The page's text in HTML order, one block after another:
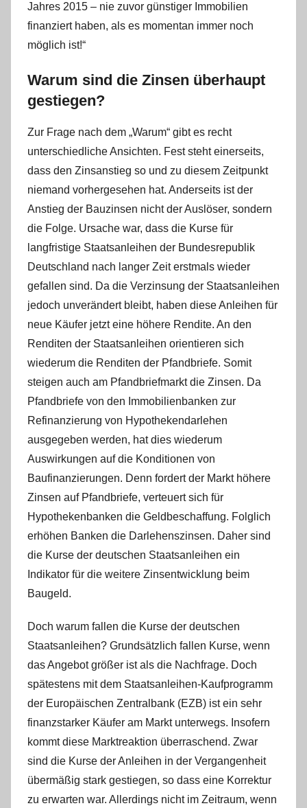
Jahres 2015 – nie zuvor günstiger Immobilien
finanziert haben, als es momentan immer noch
möglich ist!“
Warum sind die Zinsen überhaupt
gestiegen?
Zur Frage nach dem „Warum“ gibt es recht
unterschiedliche Ansichten. Fest steht einerseits,
dass den Zinsanstieg so und zu diesem Zeitpunkt
niemand vorhergesehen hat. Anderseits ist der
Anstieg der Bauzinsen nicht der Auslöser, sondern
die Folge. Ursache war, dass die Kurse für
langfristige Staatsanleihen der Bundesrepublik
Deutschland nach langer Zeit erstmals wieder
gefallen sind. Da die Verzinsung der Staatsanleihen
jedoch unverändert bleibt, haben diese Anleihen für
neue Käufer jetzt eine höhere Rendite. An den
Renditen der Staatsanleihen orientieren sich
wiederum die Renditen der Pfandbriefe. Somit
steigen auch am Pfandbriefmarkt die Zinsen. Da
Pfandbriefe von den Immobilienbanken zur
Refinanzierung von Hypothekendarlehen
ausgegeben werden, hat dies wiederum
Auswirkungen auf die Konditionen von
Baufinanzierungen. Denn fordert der Markt höhere
Zinsen auf Pfandbriefe, verteuert sich für
Hypothekenbanken die Geldbeschaffung. Folglich
erhöhen Banken die Darlehenszinsen. Daher sind
die Kurse der deutschen Staatsanleihen ein
Indikator für die weitere Zinsentwicklung beim
Baugeld.
Doch warum fallen die Kurse der deutschen
Staatsanleihen? Grundsätzlich fallen Kurse, wenn
das Angebot größer ist als die Nachfrage. Doch
spätestens mit dem Staatsanleihen-Kaufprogramm
der Europäischen Zentralbank (EZB) ist ein sehr
finanzstarker Käufer am Markt unterwegs. Insofern
kommt diese Marktreaktion überraschend. Zwar
sind die Kurse der Anleihen in der Vergangenheit
übermäßig stark gestiegen, so dass eine Korrektur
zu erwarten war. Allerdings nicht im Zeitraum, wenn